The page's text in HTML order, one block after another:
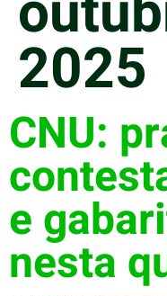
2025
CNU:
e
nesta